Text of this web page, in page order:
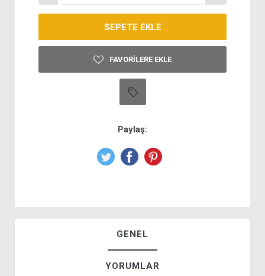
FAVORILERE EKLE
Paylaş:
GENEL
YORUMLAR